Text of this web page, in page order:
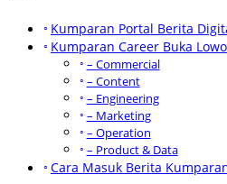
Kumparan Portal Berita
Kumparan Career Buka
– Commercial
– Content
– Engineering
– Marketing
– Operation
– Product & Data
Cara Masuk Berita